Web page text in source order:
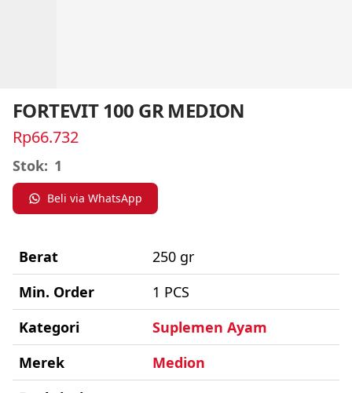
FORTEVIT 100 GR MEDION
Rp66.732
Stok: 1
Beli via WhatsApp
Berat
250 gr
Min. Order
1 PCS
Kategori
Suplemen Ayam
Merek
Medion